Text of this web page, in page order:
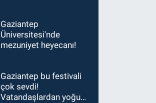
Gaziantep
Üniversitesi'nde
mezuniyet heyecanı!
Gaziantep bu festivali
çok sevdi!
Vatandaşlardan yoğun